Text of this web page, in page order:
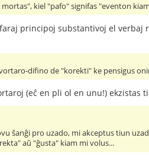
kiel "pafo" signifas "eventon
principoj substantivoj el verbaj
difino de "korekti" ke pensigus
(eĉ en pli ol en unu!) ekzistas
ŝanĝi pro uzado, mi akceptus tiun
aŭ "ĝusta" kiam mi volus...